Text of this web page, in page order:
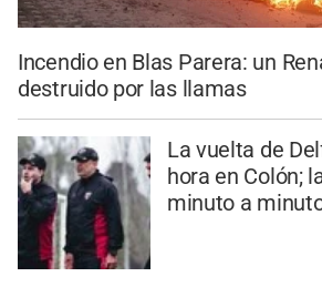
Incendio en Blas Parera: un
destruido por las llamas
La vuelta de
hora en Colón;
minuto a